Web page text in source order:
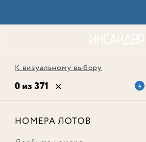
К визуальному выбору
0 из 371 4
НОМЕРА ЛОТОВ